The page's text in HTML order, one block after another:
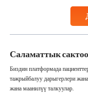
Саламаттык сактоо
Биздин платформада
тажрыйбалуу дарыгерлери
жана маанилүү талкуулар.